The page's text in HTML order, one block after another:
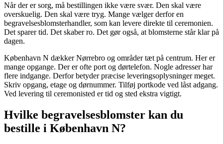
Når der er sorg, må bestillingen ikke være svær. Den skal være
overskuelig. Den skal være tryg. Mange vælger derfor en
begravelsesblomsterhandler, som kan levere direkte til ceremonien.
Det sparer tid. Det skaber ro. Det gør også, at blomsterne står klar på
dagen.
København N dækker Nørrebro og områder tæt på centrum. Her er
mange opgange. Der er ofte port og dørtelefon. Nogle adresser har
flere indgange. Derfor betyder præcise leveringsoplysninger meget.
Skriv opgang, etage og dørnummer. Tilføj portkode ved låst adgang.
Ved levering til ceremonisted er tid og sted ekstra vigtigt.
Hvilke begravelsesblomster kan du
bestille i København N?